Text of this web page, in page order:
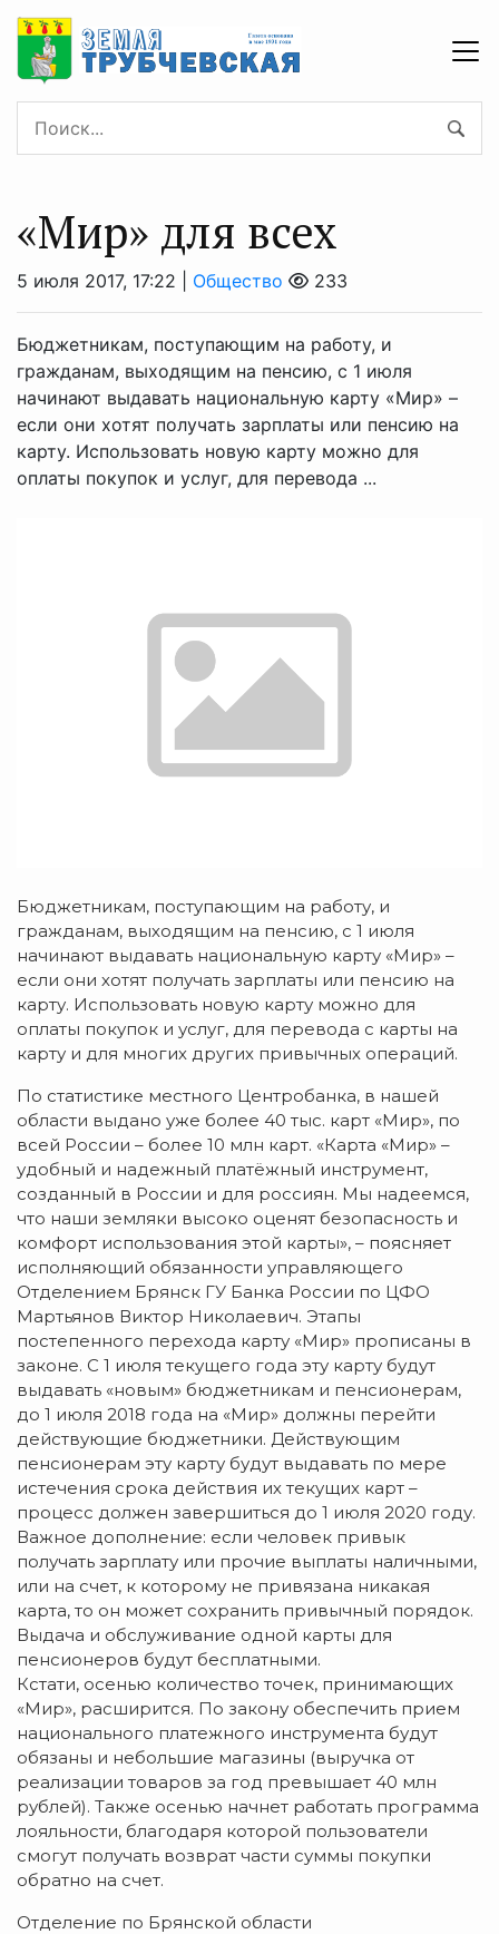
«Мир» для всех
5 июля 2017, 17:22 | Общество 233
Бюджетникам, поступающим на работу, и
гражданам, выходящим на пенсию, с 1 июля
начинают выдавать национальную карту «Мир» –
если они хотят получать зарплаты или пенсию на
карту. Использовать новую карту можно для
оплаты покупок и услуг, для перевода ...
Бюджетникам, поступающим на работу, и
гражданам, выходящим на пенсию, с 1 июля
начинают выдавать национальную карту «Мир» –
если они хотят получать зарплаты или пенсию на
карту. Использовать новую карту можно для
оплаты покупок и услуг, для перевода с карты на
карту и для многих других привычных операций.
По статистике местного Центробанка, в нашей
области выдано уже более 40 тыс. карт «Мир», по
всей России – более 10 млн карт. «Карта «Мир» –
удобный и надежный платёжный инструмент,
созданный в России и для россиян. Мы надеемся,
что наши земляки высоко оценят безопасность и
комфорт использования этой карты», – поясняет
исполняющий обязанности управляющего
Отделением Брянск ГУ Банка России по ЦФО
Мартьянов Виктор Николаевич. Этапы
постепенного перехода карту «Мир» прописаны в
законе. С 1 июля текущего года эту карту будут
выдавать «новым» бюджетникам и пенсионерам,
до 1 июля 2018 года на «Мир» должны перейти
действующие бюджетники. Действующим
пенсионерам эту карту будут выдавать по мере
истечения срока действия их текущих карт –
процесс должен завершиться до 1 июля 2020 году.
Важное дополнение: если человек привык
получать зарплату или прочие выплаты наличными,
или на счет, к которому не привязана никакая
карта, то он может сохранить привычный порядок.
Выдача и обслуживание одной карты для
пенсионеров будут бесплатными.
Кстати, осенью количество точек, принимающих
«Мир», расширится. По закону обеспечить прием
национального платежного инструмента будут
обязаны и небольшие магазины (выручка от
реализации товаров за год превышает 40 млн
рублей). Также осенью начнет работать программа
лояльности, благодаря которой пользователи
смогут получать возврат части суммы покупки
обратно на счет.
Отделение по Брянской области